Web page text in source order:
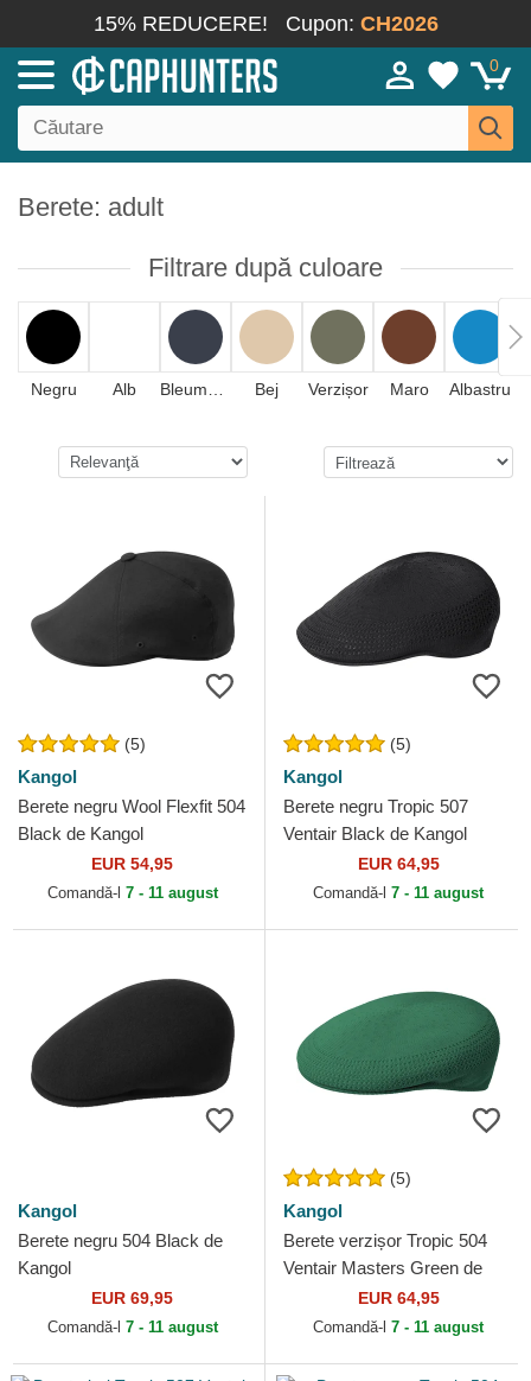
15% REDUCERE! Cupon: CH2026
0
Berete: adult
Filtrare după culoare
Negru Alb Bej Verzișor Maro Albastru
(5)
Kangol
Berete negru Wool Flexfit 504
Black de Kangol
EUR 54,95
Comandă-l 7 - 11 august
(5)
Kangol
Berete negru Tropic 507
Ventair Black de Kangol
EUR 64,95
Comandă-l 7 - 11 august
Kangol
Berete negru 504 Black de
Kangol
EUR 69,95
Comandă-l 7 - 11 august
(5)
Kangol
Berete verzișor Tropic 504
Ventair Masters Green de
EUR 64,95
Comandă-l 7 - 11 august